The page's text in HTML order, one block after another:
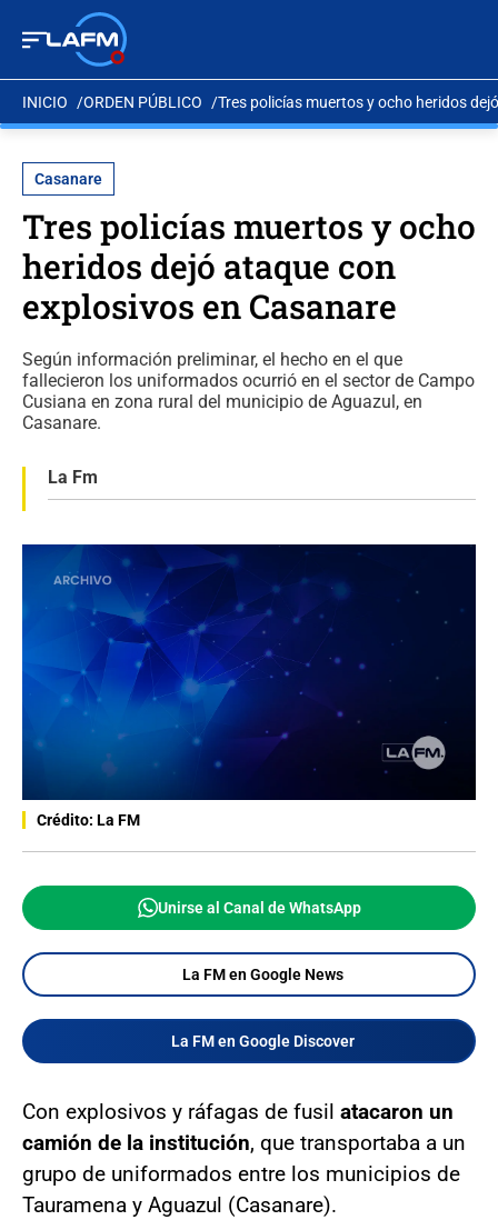
INICIO ORDEN PÚBLICO Tres policías muertos y ocho heridos
Casanare
Tres policías muertos y ocho
heridos dejó ataque con
explosivos en Casanare
Según información preliminar, el hecho en el que
fallecieron los uniformados ocurrió en el sector de Campo
Cusiana en zona rural del municipio de Aguazul, en
Casanare.
La Fm
Crédito: La FM
Unirse al Canal de WhatsApp
La FM en Google News
La FM en Google Discover
Con explosivos y ráfagas de fusil atacaron un
camión de la institución, que transportaba a un
grupo de uniformados entre los municipios de
Tauramena y Aguazul (Casanare).